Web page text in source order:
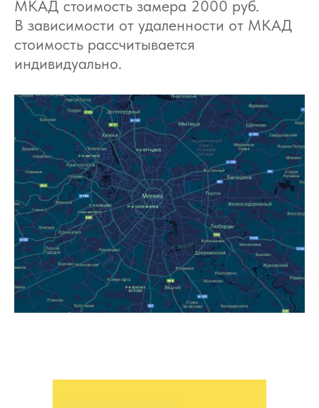
МКАД стоимость замера 2000 руб.
В зависимости от удаленности от МКАД
стоимость рассчитывается
индивидуально.